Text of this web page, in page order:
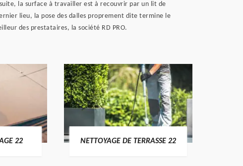
la surface à travailler est à recouvrir par un lit de
lieu, la pose des dalles proprement dite termine le
des prestataires, la société RD PRO.
22 NETTOYAGE DE TERRASSE 22